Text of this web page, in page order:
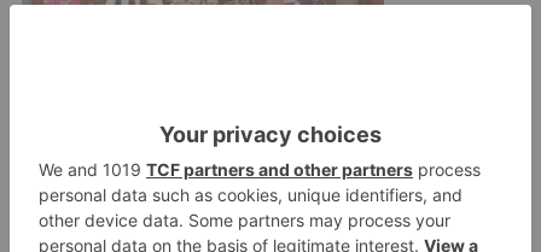
Además, se han firmado 7.356 nuevos
contratos, 3.513 menos que en enero del
pasado año, y del global de personas en paro,